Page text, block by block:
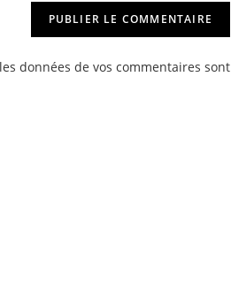
données de vos commentaires sont